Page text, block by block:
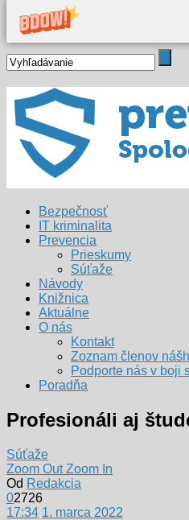
Bezpečnosť
IT kriminalita
Prevencia
Prieskumy
Súťaže
Návody
Knižnica
Aktuálne
O nás
Kontakt
Zoznam členov
Podporte nás v boji
Poradňa
Profesionáli aj
Súťaže
Zoom OutZoom In
Od Redakcia
02726
17:34 1. marca 2022